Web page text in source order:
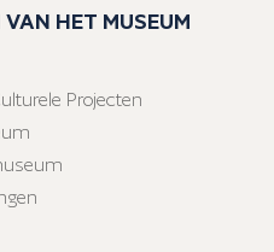
VAN HET MUSEUM
Projecten